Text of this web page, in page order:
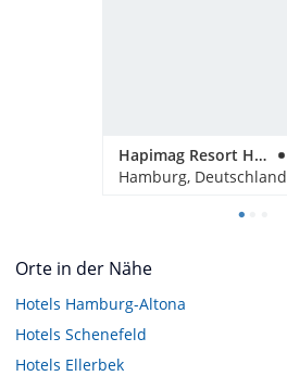
Hapimag Resort Hamburg
Hamburg, Deutschland
Orte in der Nähe
Hotels Hamburg-Altona
Hotels Schenefeld
Hotels Ellerbek